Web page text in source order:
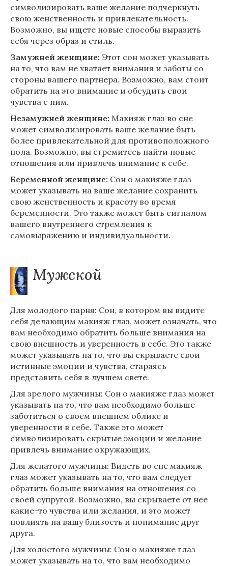
символизировать ваше желание подчеркнуть
свою женственность и привлекательность.
Возможно, вы ищете новые способы выразить
себя через образ и стиль.
Замужней женщине: Этот сон может указывать
на то, что вам не хватает внимания и заботы со
стороны вашего партнера. Возможно, вам стоит
обратить на это внимание и обсудить свои
чувства с ним.
Незамужней женщине: Макияж глаз во сне
может символизировать ваше желание быть
более привлекательной для противоположного
пола. Возможно, вы стремитесь найти новые
отношения или привлечь внимание к себе.
Беременной женщине: Сон о макияже глаз
может указывать на ваше желание сохранить
свою женственность и красоту во время
беременности. Это также может быть сигналом
вашего внутреннего стремления к
самовыражению и индивидуальности.
Мужской
Для молодого парня: Сон, в котором вы видите
себя делающим макияж глаз, может означать, что
вам необходимо обратить больше внимания на
свою внешность и уверенность в себе. Это также
может указывать на то, что вы скрываете свои
истинные эмоции и чувства, стараясь
представить себя в лучшем свете.
Для зрелого мужчины: Сон о макияже глаз может
указывать на то, что вам необходимо больше
заботиться о своем внешнем облике и
уверенности в себе. Также это может
символизировать скрытые эмоции и желание
привлечь внимание окружающих.
Для женатого мужчины: Видеть во сне макияж
глаз может указывать на то, что вам следует
обратить больше внимания на отношения со
своей супругой. Возможно, вы скрываете от нее
какие-то чувства или желания, и это может
повлиять на вашу близость и понимание друг
друга.
Для холостого мужчины: Сон о макияже глаз
может указывать на то, что вам необходимо